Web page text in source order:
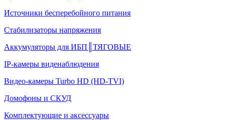
Источники бесперебойного питания
Стабилизаторы напряжения
Аккумуляторы для ИБП║ТЯГОВЫЕ
IP-камеры виденаблюдения
Видео-камеры Turbo HD (HD-TVI)
Домофоны и СКУД
Комплектующие и аксессуары